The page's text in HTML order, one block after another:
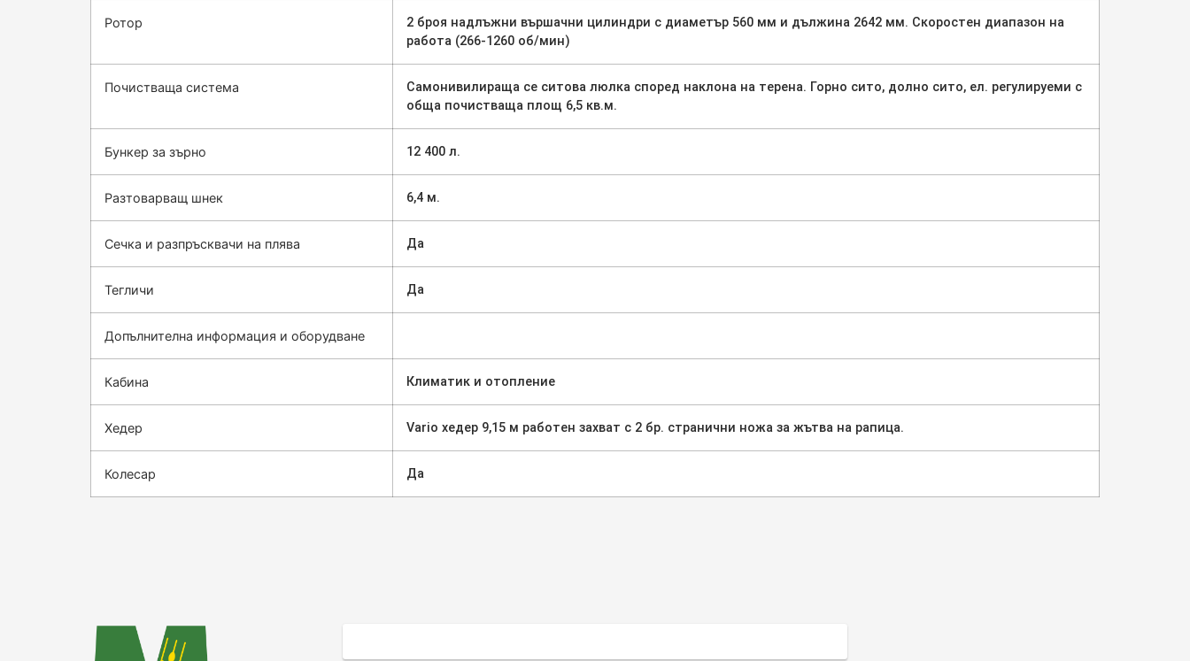
Ротор
2 броя надлъжни вършачни цилиндри с диаметър 560 мм и дължина 2642 мм. Скоростен диапазон на
работа (266-1260 об/мин)
Почистваща система
Самонивилираща се ситова люлка според наклона на терена. Горно сито, долно сито, ел. регулируеми с
обща почистваща площ 6,5 кв.м.
Бункер за зърно 12 400 л.
Разтоварващ шнек 6,4 м.
Сечка и разпръсквачи на плява Да
Тегличи Да
Допълнителна информация и оборудване
Кабина Климатик и отопление
Хедер Vario хедер 9,15 м работен захват с 2 бр. странични ножа за жътва на рапица.
Колесар Да